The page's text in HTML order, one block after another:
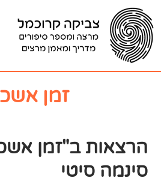
יצירת
קשר
עבור
לתוכן
זמן
הרצאות ב"זמן
סינמה סיטי